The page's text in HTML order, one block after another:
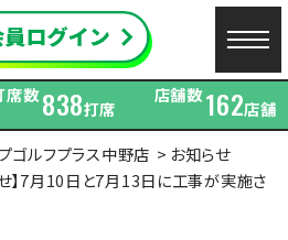
席数838打席
店舗数162店舗
ゴルフプラス中野店
お知らせ
】7月10日と7月13日に工事が実施さ